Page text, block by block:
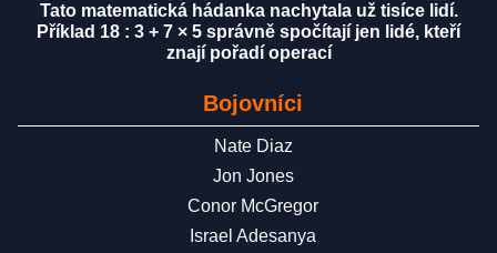
Tato matematická hádanka nachytala už tisíce lidí.
Příklad 18 : 3 + 7 × 5 správně spočítají jen lidé, kteří
znají pořadí operací
Bojovníci
Nate Diaz
Jon Jones
Conor McGregor
Israel Adesanya